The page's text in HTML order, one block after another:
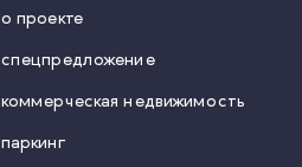
о проекте
спецпредложение
коммерческая недвижимость
паркинг